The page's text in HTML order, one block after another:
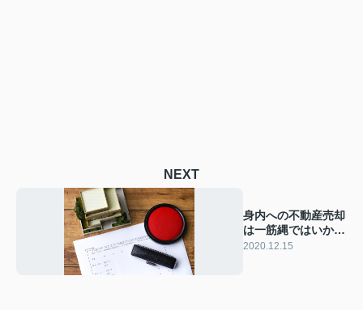
NEXT
身内への不動産売却
は一筋縄ではいかな
い理由
2020.12.15